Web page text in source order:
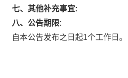
七、其他补充事宜:
八、公告期限:
自本公告发布之日起1个工作日。